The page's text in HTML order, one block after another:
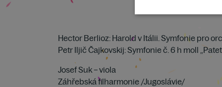
Hector Berlioz: Harold v Itálii. Symfonie pro
Petr Iljič Čajkovskij: Symfonie č. 6 h moll
Josef Suk – viola
Záhřebská filharmonie /Jugoslávie/